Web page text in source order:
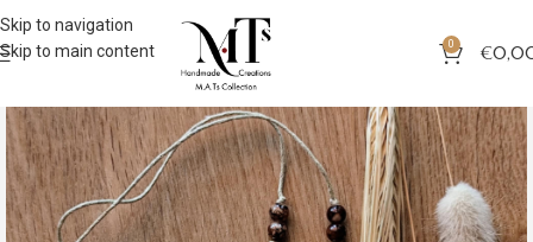
Skip to navigation
Skip to main content
0 €